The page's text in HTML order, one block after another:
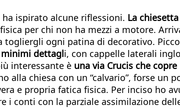
ha ispirato alcune riflessioni. La
per chi non ha mezzi a motore.
ogni patina di decorativo.
minimi dettagli, con cappelle laterali
interessante è una via Crucis che
alla chiesa con un “calvario”, forse
e propria fatica fisica. Per inciso ho
conti con la parziale assimilazione